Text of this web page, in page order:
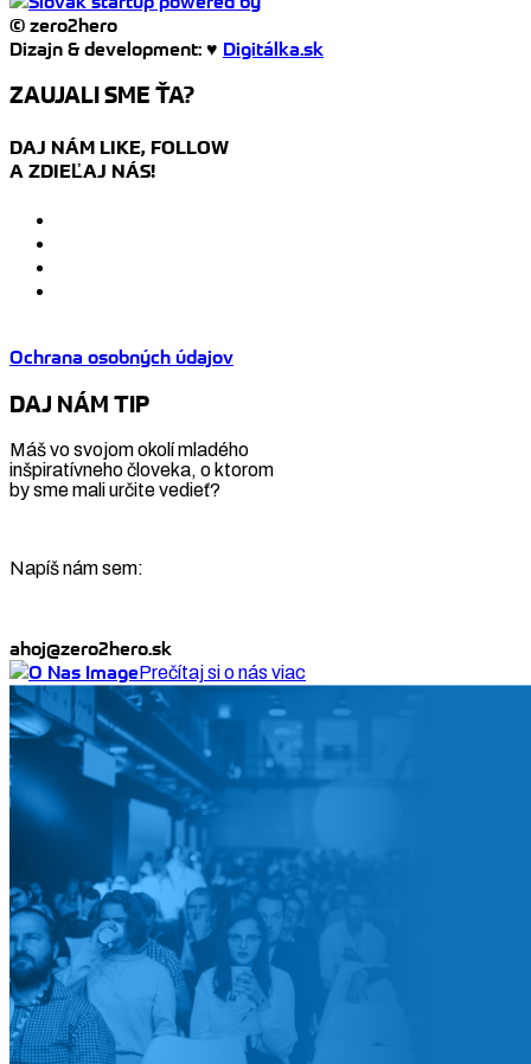
© zero2hero
Dizajn & development: ♥ Digitálka.sk
ZAUJALI SME ŤA?
DAJ NÁM LIKE, FOLLOW
A ZDIEĽAJ NÁS!
Ochrana osobných údajov
DAJ NÁM TIP
Máš vo svojom okolí mladého
inšpiratívneho človeka, o ktorom
by sme mali určite vedieť?
Napíš nám sem:
ahoj@zero2hero.sk
Prečítaj si o nás viac